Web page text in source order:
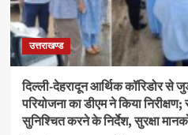
उत्तराखण्ड
दिल्ली-देहरादून आर्थिक कॉरिडोर से
परियोजना का डीएम ने किया निरीक्षण;
सुनिश्चित करने के निर्देश, सुरक्षा